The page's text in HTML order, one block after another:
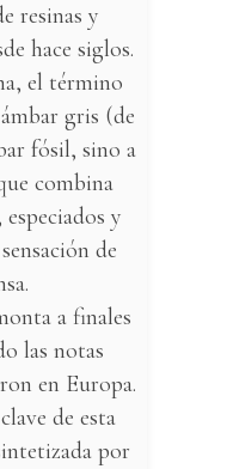
resinas y
hace siglos.
el término
gris (de
fósil, sino a
combina
y
de
a finales
las notas
en Europa.
de esta
por